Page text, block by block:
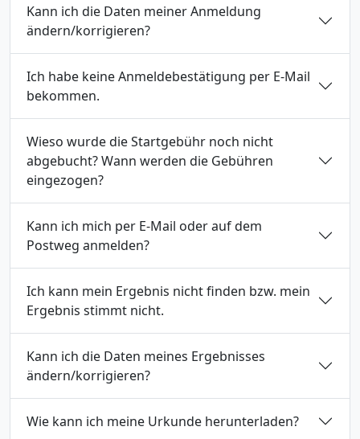
Kann ich die Daten meiner Anmeldung
ändern/korrigieren?
Ich habe keine Anmeldebestätigung per E-Mail
bekommen.
Wieso wurde die Startgebühr noch nicht
abgebucht? Wann werden die Gebühren
eingezogen?
Kann ich mich per E-Mail oder auf dem
Postweg anmelden?
Ich kann mein Ergebnis nicht finden bzw. mein
Ergebnis stimmt nicht.
Kann ich die Daten meines Ergebnisses
ändern/korrigieren?
Wie kann ich meine Urkunde herunterladen?